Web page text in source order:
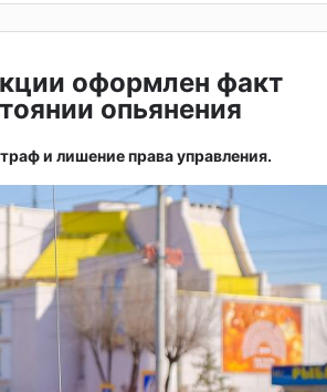
оформлен факт
опьянения
и лишение права управления.